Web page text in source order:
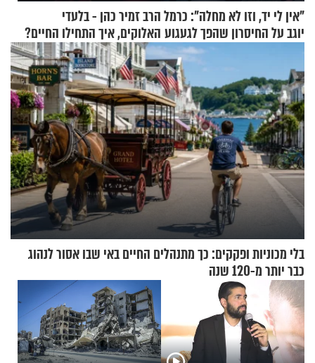
"אין לי יד, וזו לא מחלה": כרמל
יוגב על החיסרון שהפך לגעגוע
הרב זמיר כהן - בלעדי
האלוקים, איך התחילו החיים?
בלי מכוניות ופקקים: כך מתנהלים החיים באי שבו אסור לנהוג
כבר יותר מ-120 שנה